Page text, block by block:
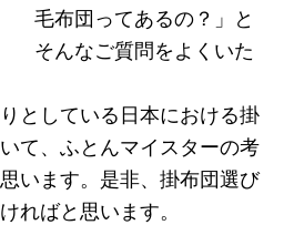
毛布団ってあるの？」と
そんなご質問をよくいた
としている日本における掛
て、ふとんマイスターの考
います。是非、掛布団選び
ればと思います。